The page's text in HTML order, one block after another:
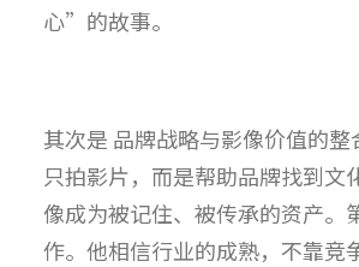
心”的故事。
其次是 品牌战略与影像价值的整
只拍影片，而是帮助品牌找到文
像成为被记住、被传承的资产。
作。他相信行业的成熟，不靠竞